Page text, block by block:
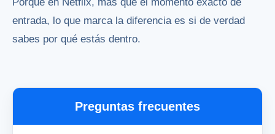
entrada, lo que marca la diferencia es si de verdad
sabes por qué estás dentro.
Preguntas frecuentes